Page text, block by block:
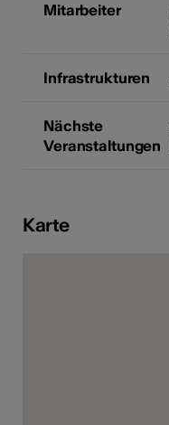
Mitarbeiter
Infrastrukturen
Nächste
Veranstaltungen
Karte